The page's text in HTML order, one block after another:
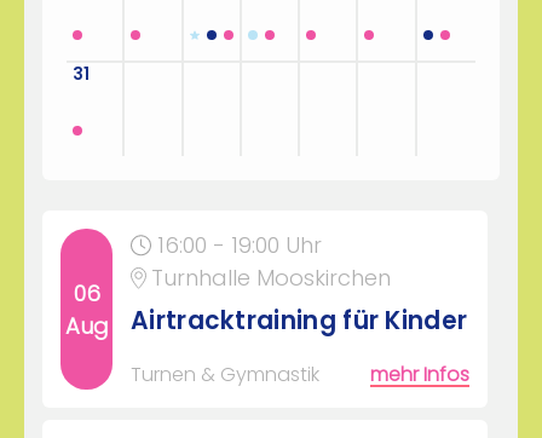
31
06
Aug
16:00 - 19:00 Uhr
Turnhalle Mooskirchen
Airtracktraining für Kinder
Turnen & Gymnastik mehr Infos